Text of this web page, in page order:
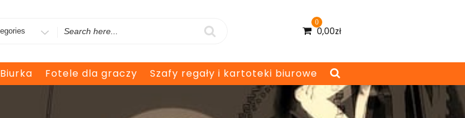
0
0,00zł
Biurka Fotele dla graczy Szafy regały i kartoteki biurowe